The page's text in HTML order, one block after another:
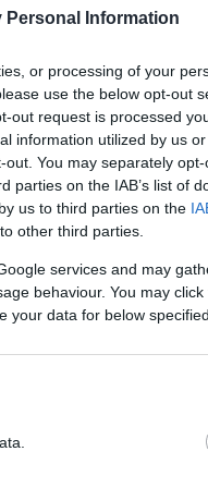
Personal Information
or processing of your
use the below opt-out
out request is processed
information utilized by us
You may separately
parties on the IAB’s list of
us to third parties on the
other third parties.
services and may
behaviour. You may
your data for below
Zwischen der
der M0 und
Gyöngyös die M3.
die dritte Spur
für Autofahrer nur
dadurch vierspurig
2X2-Fahrspuren